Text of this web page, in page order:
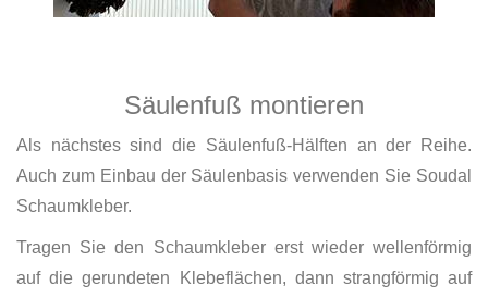
Säulenfuß montieren
Als nächstes sind die Säulenfuß-Hälften an der Reihe.
Auch zum Einbau der Säulenbasis verwenden Sie Soudal
Schaumkleber.
Tragen Sie den Schaumkleber erst wieder wellenförmig
auf die gerundeten Klebeflächen, dann strangförmig auf